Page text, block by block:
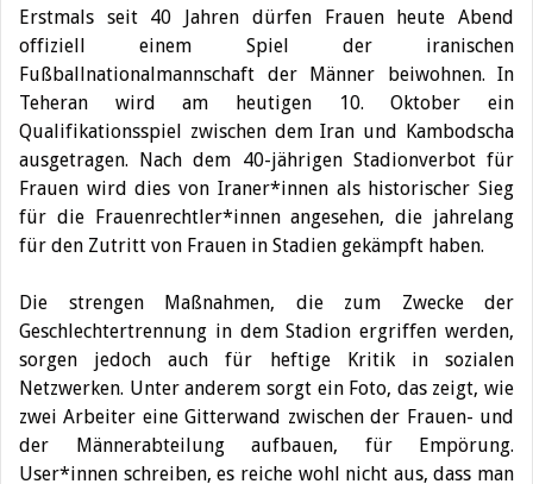
Erstmals seit 40 Jahren dürfen Frauen heute Abend
offiziell einem Spiel der iranischen
Fußballnationalmannschaft der Männer beiwohnen. In
Teheran wird am heutigen 10. Oktober ein
Qualifikationsspiel zwischen dem Iran und Kambodscha
ausgetragen. Nach dem 40-jährigen Stadionverbot für
Frauen wird dies von Iraner*innen als historischer Sieg
für die Frauenrechtler*innen angesehen, die jahrelang
für den Zutritt von Frauen in Stadien gekämpft haben.
Die strengen Maßnahmen, die zum Zwecke der
Geschlechtertrennung in dem Stadion ergriffen werden,
sorgen jedoch auch für heftige Kritik in sozialen
Netzwerken. Unter anderem sorgt ein Foto, das zeigt, wie
zwei Arbeiter eine Gitterwand zwischen der Frauen- und
der Männerabteilung aufbauen, für Empörung.
User*innen schreiben, es reiche wohl nicht aus, dass man